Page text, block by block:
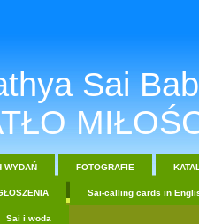
Sai
WYDAŃ FOTOGRAFIE
Sai-calling cards in
Sai i woda